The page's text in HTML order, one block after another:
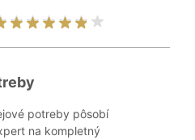
potreby pôsobí
na kompletný